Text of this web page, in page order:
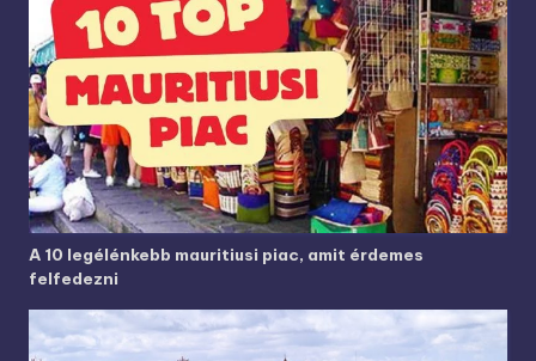
A 10 legélénkebb mauritiusi piac, amit érdemes
felfedezni